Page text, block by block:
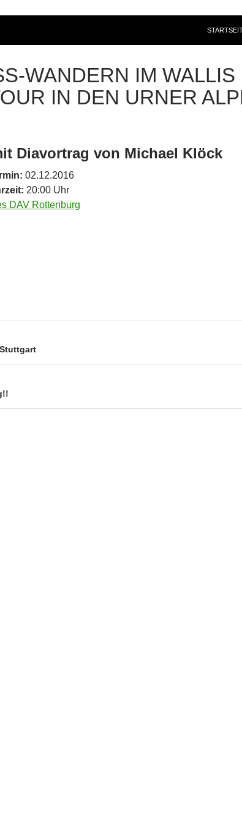
WANDERN IM WALLIS
IN DEN URNER
Diavortrag von Michael Klöck
02.12.2016
20:00 Uhr
DAV Rottenburg